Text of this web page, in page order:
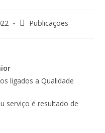
Publicações
ligados a Qualidade
serviço é resultado de